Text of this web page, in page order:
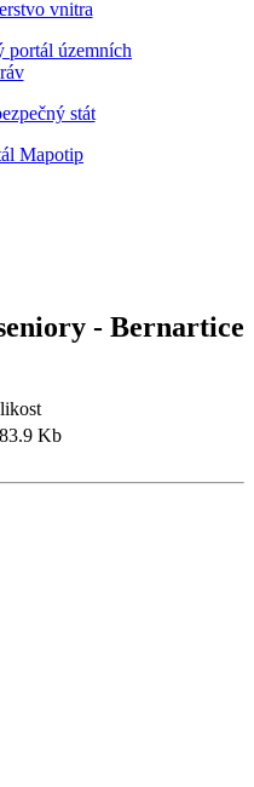
- Bernartice
Kb